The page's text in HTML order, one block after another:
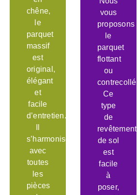
chêne,
le
parquet
massif
est
original,
élégant
et
facile
d’entretien.
s’harmonise
avec
toutes
les
pièces
vous
proposons
le
parquet
flottant
ou
contrecollé.
Ce
type
de
revêtement
de sol
est
facile
à
poser,